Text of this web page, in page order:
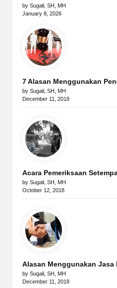
by Sugali, SH, MH
January 8, 2026
7 Alasan Menggunakan
by Sugali, SH, MH
December 11, 2018
Acara Pemeriksaan
by Sugali, SH, MH
October 12, 2018
Alasan Menggunakan Jasa
by Sugali, SH, MH
December 11, 2018